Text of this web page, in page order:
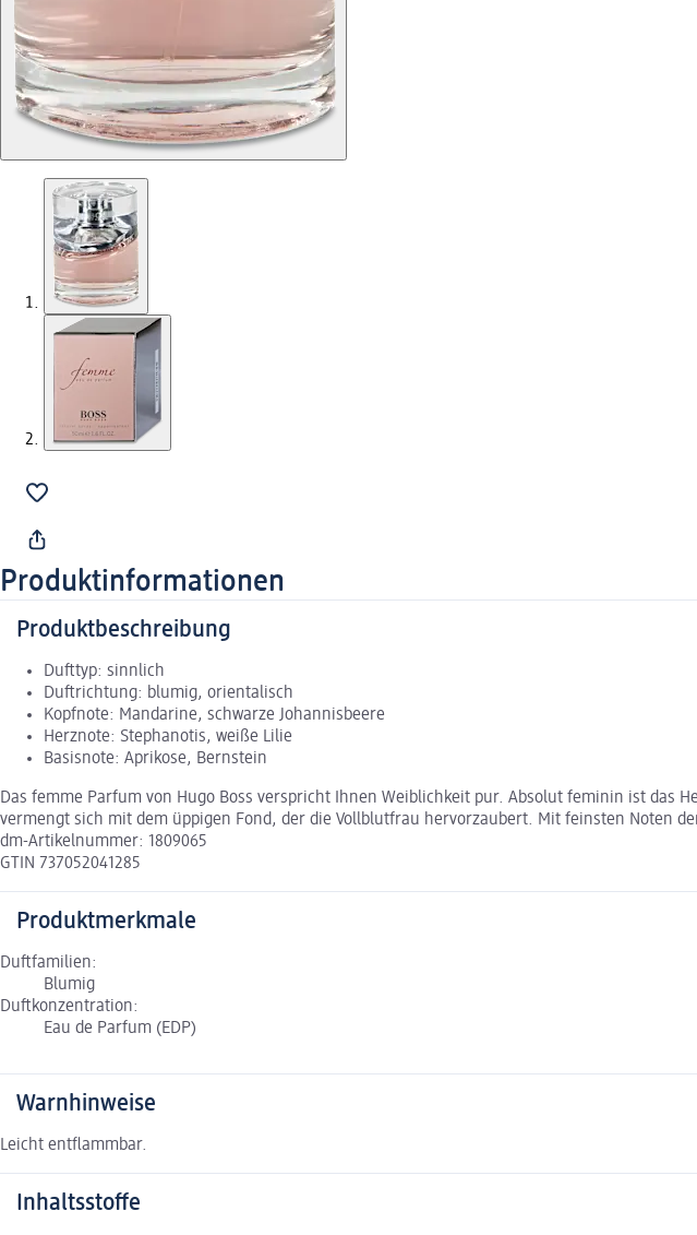
Produktinformationen
Produktbeschreibung
Dufttyp: sinnlich
Duftrichtung: blumig, orientalisch
Kopfnote: Mandarine, schwarze Johannisbeere
Herznote: Stephanotis, weiße Lilie
Basisnote: Aprikose, Bernstein
Das femme Parfum von Hugo Boss verspricht Ihnen Weiblichkeit pur. Absolut feminin ist das
vermengt sich mit dem üppigen Fond, der die Vollblutfrau hervorzaubert. Mit feinsten Noten
dm-Artikelnummer: 1809065
GTIN 737052041285
Produktmerkmale
Duftfamilien:
Blumig
Duftkonzentration:
Eau de Parfum (EDP)
Warnhinweise
Leicht entflammbar.
Inhaltsstoffe